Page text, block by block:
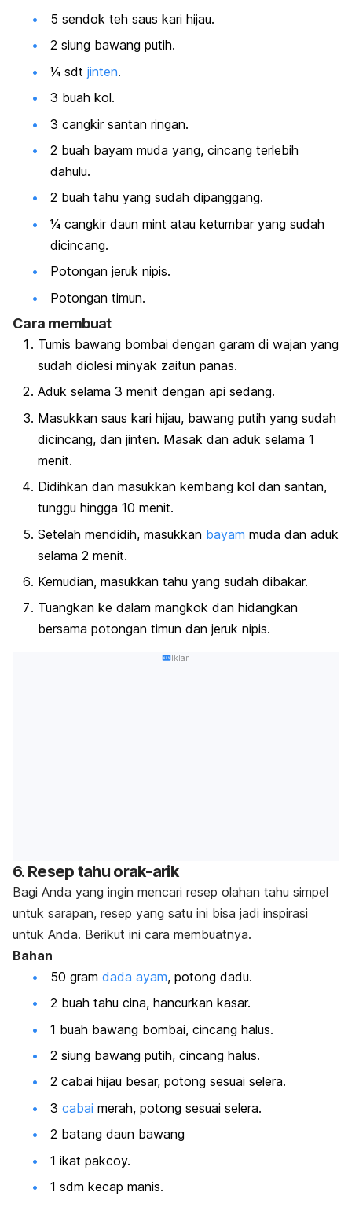
5 sendok teh saus kari hijau.
2 siung bawang putih.
¼ sdt jinten.
3 buah kol.
3 cangkir santan ringan.
2 buah bayam muda yang, cincang terlebih
dahulu.
2 buah tahu yang sudah dipanggang.
¼ cangkir daun mint atau ketumbar yang sudah
dicincang.
Potongan jeruk nipis.
Potongan timun.
Cara membuat
Tumis bawang bombai dengan garam di wajan yang
sudah diolesi minyak zaitun panas.
Aduk selama 3 menit dengan api sedang.
Masukkan saus kari hijau, bawang putih yang sudah
dicincang, dan jinten. Masak dan aduk selama 1
menit.
Didihkan dan masukkan kembang kol dan santan,
tunggu hingga 10 menit.
Setelah mendidih, masukkan bayam muda dan aduk
selama 2 menit.
Kemudian, masukkan tahu yang sudah dibakar.
Tuangkan ke dalam mangkok dan hidangkan
bersama potongan timun dan jeruk nipis.
Iklan
6. Resep tahu orak-arik
Bagi Anda yang ingin mencari resep olahan tahu simpel
untuk sarapan, resep yang satu ini bisa jadi inspirasi
untuk Anda. Berikut ini cara membuatnya.
Bahan
50 gram dada ayam, potong dadu.
2 buah tahu cina, hancurkan kasar.
1 buah bawang bombai, cincang halus.
2 siung bawang putih, cincang halus.
2 cabai hijau besar, potong sesuai selera.
3 cabai merah, potong sesuai selera.
2 batang daun bawang
1 ikat pakcoy.
1 sdm kecap manis.